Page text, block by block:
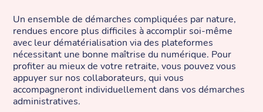
Un ensemble de démarches compliquées par nature,
rendues encore plus difficiles à accomplir soi-même
avec leur dématérialisation via des plateformes
nécessitant une bonne maîtrise du numérique. Pour
profiter au mieux de votre retraite, vous pouvez vous
appuyer sur nos collaborateurs, qui vous
accompagneront individuellement dans vos démarches
administratives.